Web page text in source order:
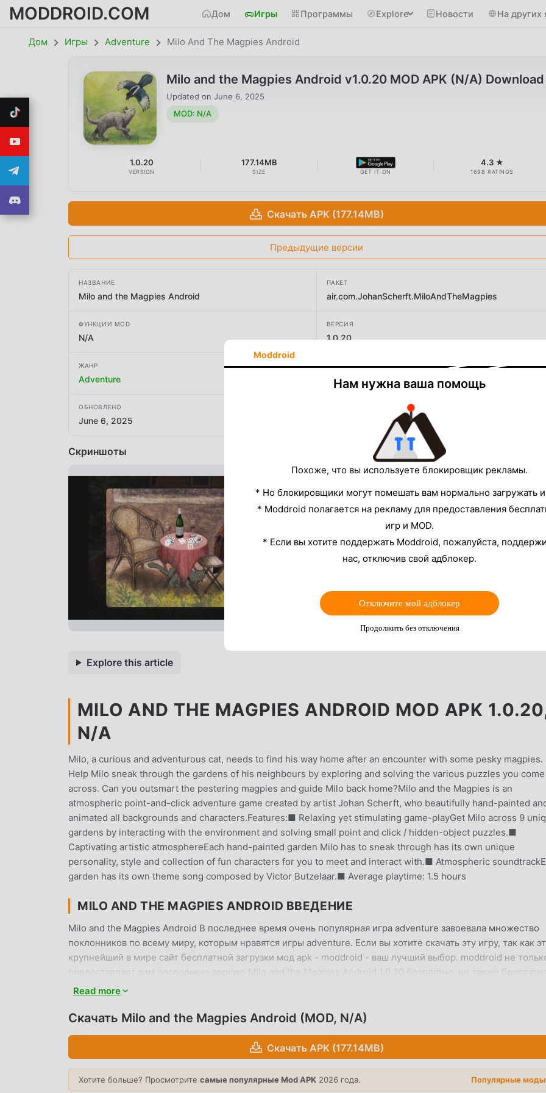
MODDROID.COM Дом Игры Программы Explore Новости На других
Дом Игры Adventure Milo And The Magpies Android
Milo and the Magpies Android v1.0.20 MOD APK (N/A) Download
Updated on June 6, 2025
MOD: N/A
1.0.20
VERSION
177.14MB
SIZE GET IT ON
4.3 ★
1698 RATINGS
Скачать APK (177.14MB)
Предыдущие версии
НАЗВАНИЕ
Milo and the Magpies Android
ПАКЕТ
air.com.JohanScherft.MiloAndTheMagpies
ФУНКЦИИ MOD
N/A
ВЕРСИЯ
1.0.20
ЖАНР
Adventure
РАЗРАБОТЧИК
Second Maze
ОБНОВЛЕНО
June 6, 2025
Скриншоты
Explore this article
MILO AND THE MAGPIES ANDROID MOD APK
N/A
Milo, a curious and adventurous cat, needs to find his way home after an encounter with some pesky magpies.
Help Milo sneak through the gardens of his neighbours by exploring and solving the various puzzles you come
across. Can you outsmart the pestering magpies and guide Milo back home?Milo and the Magpies is an
atmospheric point-and-click adventure game created by artist Johan Scherft, who beautifully hand-painted
animated all backgrounds and characters.Features:■ Relaxing yet stimulating game-playGet Milo across 9
gardens by interacting with the environment and solving small point and click / hidden-object puzzles.■
Captivating artistic atmosphereEach hand-painted garden Milo has to sneak through has its own unique
personality, style and collection of fun characters for you to meet and interact with.■ Atmospheric
garden has its own theme song composed by Victor Butzelaar.■ Average playtime: 1.5 hours
MILO AND THE MAGPIES ANDROID ВВЕДЕНИЕ
Milo and the Magpies Android В последнее время очень популярная игра adventure завоевала множество
поклонников по всему миру, которым нравятся игры adventure. Если вы хотите скачать эту игру, так как
крупнейший в мире сайт бесплатной загрузки мод apk - moddroid - ваш лучший выбор. moddroid не
предоставляет вам последнюю версию Milo and the Magpies Android 1.0.20 бесплатно, но также бесплатно
предоставляет мод N/A, помогая вам сохранить повторяющуюся механическую задачу в игре, чтобы вы
любой мод Milo and the Magpies Android не будет взимать плату с игроков, и он на 100% безопасен,
Magpies Android 1.0.20 одним щелчком мыши. Чего же вы ждете, скачайте moddroid и играйте!
УНИКАЛЬНЫЙ ИГРОВОЙ ПРОЦЕСС
Read more
Скачать Milo and the Magpies Android (MOD, N/A)
Скачать APK (177.14MB)
Хотите больше? Просмотрите самые популярные Mod APK 2026 года. Популярные
Moddroid
Нам нужна ваша помощь
Похоже, что вы используете блокировщик рекламы.
* Но блокировщики могут помешать вам нормально загружать
* Moddroid полагается на рекламу для предоставления
игр и MOD.
* Если вы хотите поддержать Moddroid, пожалуйста,
нас, отключив свой адблокер.
Отключите мой адблокер
Продолжить без отключения